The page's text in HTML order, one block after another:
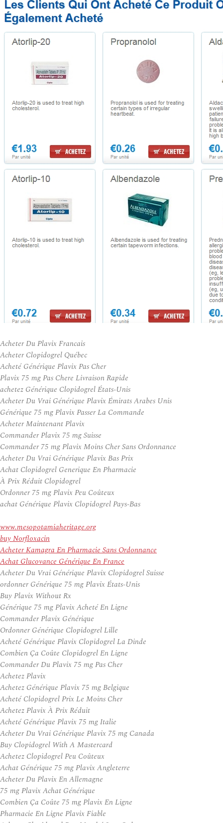
Acheter Du Plavix Francais
Acheter Clopidogrel Québec
Acheté Générique Plavix Pas Cher
Plavix 75 mg Pas Chere Livraison Rapide
achetez Générique Clopidogrel États-Unis
Acheter Du Vrai Générique Plavix Émirats Arabes Unis
Générique 75 mg Plavix Passer La Commande
Acheter Maintenant Plavix
Commander Plavix 75 mg Suisse
Commander 75 mg Plavix Moins Cher Sans Ordonnance
Acheter Du Vrai Générique Plavix Bas Prix
Achat Clopidogrel Generique En Pharmacie
À Prix Réduit Clopidogrel
Ordonner 75 mg Plavix Peu Coûteux
achat Générique Plavix Clopidogrel Pays-Bas
www.mesopotamiaheritage.org
buy Norfloxacin
Acheter Kamagra En Pharmacie Sans Ordonnance
Achat Glucovance Générique En France
Acheter Du Vrai Générique Plavix Clopidogrel Suisse
ordonner Générique 75 mg Plavix États-Unis
Buy Plavix Without Rx
Générique 75 mg Plavix Acheté En Ligne
Commander Plavix Générique
Ordonner Générique Clopidogrel Lille
Acheté Générique Plavix Clopidogrel La Dinde
Combien Ça Coûte Clopidogrel En Ligne
Commander Du Plavix 75 mg Pas Cher
Achetez Plavix
Achetez Générique Plavix 75 mg Belgique
Acheté Clopidogrel Prix Le Moins Cher
Achetez Plavix À Prix Réduit
Acheté Générique Plavix 75 mg Italie
Acheter Du Vrai Générique Plavix 75 mg Canada
Buy Clopidogrel With A Mastercard
Achetez Clopidogrel Peu Coûteux
Achat Générique 75 mg Plavix Angleterre
Acheter Du Plavix En Allemagne
75 mg Plavix Achat Générique
Combien Ça Coûte 75 mg Plavix En Ligne
Pharmacie En Ligne Plavix Fiable